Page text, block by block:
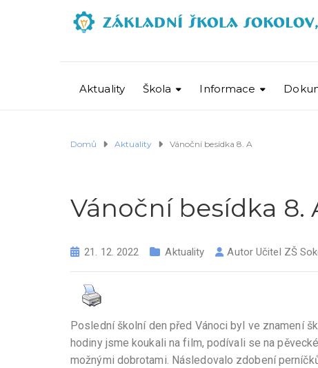
Aktuality Škola Informace
Domů Aktuality Vánoční besídka 8. A
Vánoční besídka 8.
21. 12. 2022 Aktuality AutorUčitel ZŠ
Poslední školní den před Vánoci byl ve znamení
hodiny jsme koukali na film, podívali se na
možnými dobrotami. Následovalo zdobení